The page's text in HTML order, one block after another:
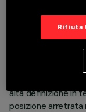
Apparecchio
strutturale in
alluminio
alta definizione in
posizione arretrata
Rifiuta